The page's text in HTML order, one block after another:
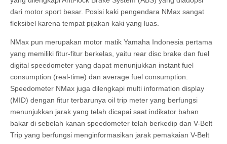
dari motor sport besar. Posisi kaki pengendara NMax sangat
fleksibel karena tempat pijakan kaki yang luas.
NMax pun merupakan motor matik Yamaha Indonesia pertama
yang memiliki fitur-fitur berkelas, yaitu rear disc brake dan fuel
digital speedometer yang dapat menunjukkan instant fuel
consumption (real-time) dan average fuel consumption.
Speedometer NMax juga dilengkapi multi information display
(MID) dengan fitur terbarunya oil trip meter yang berfungsi
menunjukkan jarak yang telah dicapai saat indikator bahan
bakar di sebelah kanan speedometer telah berkedip dan V-Belt
Trip yang berfungsi menginformasikan jarak pemakaian V-Belt